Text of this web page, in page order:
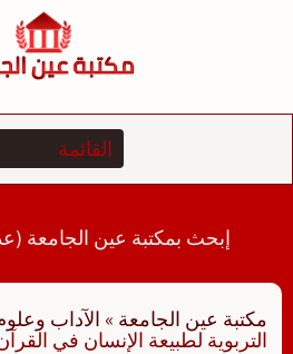
إبحث بمكتبة عين الجامعة (عدد
مكتبة عين الجامعة » الآداب
التربوية لطبيعة الإنسان في